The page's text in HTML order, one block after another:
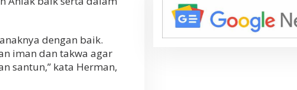
dengan baik.
iman dan takwa agar
santun,” kata Herman,